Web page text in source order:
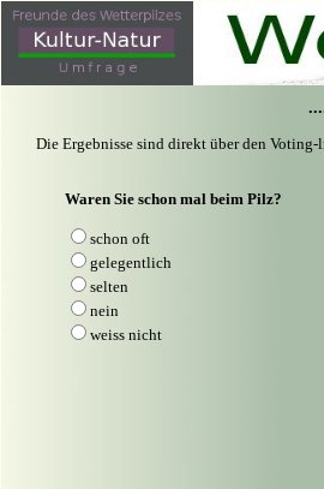
Die Ergebnisse sind direkt über den Voting-
Waren Sie schon mal beim Pilz?
schon oft
gelegentlich
selten
nein
weiss nicht